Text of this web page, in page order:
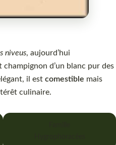
niveus, aujourd’hui
champignon d’un blanc pur des
il est comestible mais
culinaire.